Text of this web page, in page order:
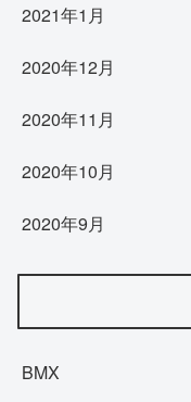
2021年1月
2020年12月
2020年11月
2020年10月
2020年9月
BMX